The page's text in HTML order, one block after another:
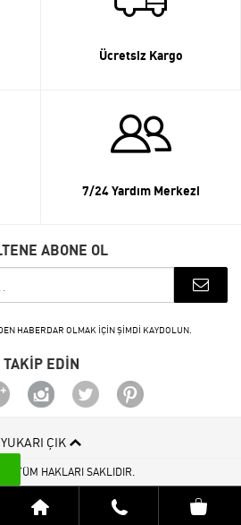
Ücretsiz Kargo
7/24 Yardım Merkezi
ABONE OL
HABERDAR OLMAK İÇİN ŞİMDİ KAYDOLUN.
TAKİP EDİN
YUKARI ÇIK
TÜM HAKLARI SAKLIDIR.